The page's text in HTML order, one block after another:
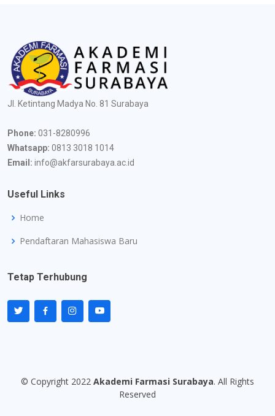
Jl. Ketintang Madya No. 81 Surabaya
Phone: 031-8280996
Whatsapp: 0813 3018 1014
Email: info@akfarsurabaya.ac.id
Useful Links
Home
Pendaftaran Mahasiswa Baru
Tetap Terhubung
© Copyright 2022 Akademi Farmasi Surabaya. All Rights
Reserved